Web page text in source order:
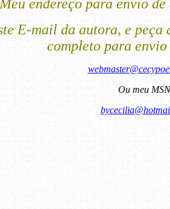
Meu endereço para envio
E-mail da autora, e
completo para envio
Ou meu